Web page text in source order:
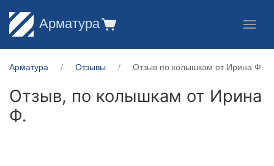
Арматура
Арматура Отзывы Отзыв по колышкам от Ирина Ф.
Отзыв, по колышкам от Ирина
Ф.